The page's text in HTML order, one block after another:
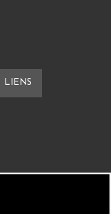
LIENS